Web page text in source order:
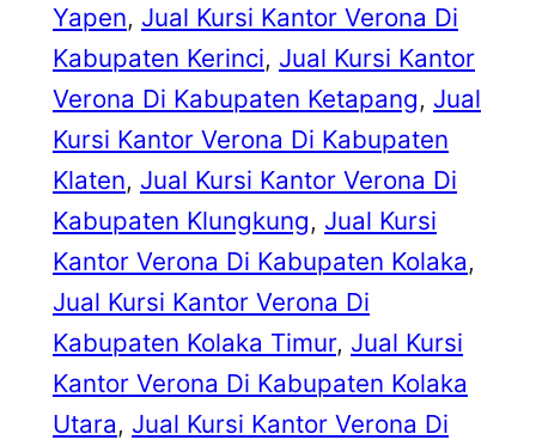
Yapen, Jual Kursi Kantor Verona Di
Kabupaten Kerinci, Jual Kursi Kantor
Verona Di Kabupaten Ketapang, Jual
Kursi Kantor Verona Di Kabupaten
Klaten, Jual Kursi Kantor Verona Di
Kabupaten Klungkung, Jual Kursi
Kantor Verona Di Kabupaten Kolaka
Jual Kursi Kantor Verona Di
Kabupaten Kolaka Timur, Jual Kursi
Kantor Verona Di Kabupaten Kolaka
Utara, Jual Kursi Kantor Verona Di